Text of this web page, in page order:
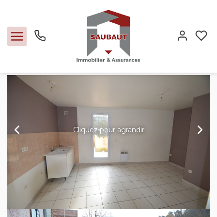
Ventes
Locations
Expertise
Nos métiers
L'agence
Location appartement 37 m², Flassans sur issole 83340
Var
Ref. : 230
Cliquez pour agrandir